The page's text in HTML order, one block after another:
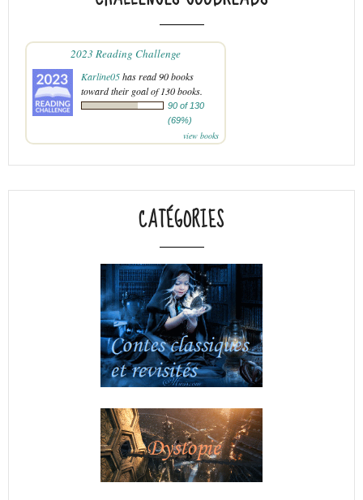
2023 Reading Challenge
Karline05has read 90 books
toward their goal of 130 books.
90 of 130
(69%)
view books
CATÉGORIES